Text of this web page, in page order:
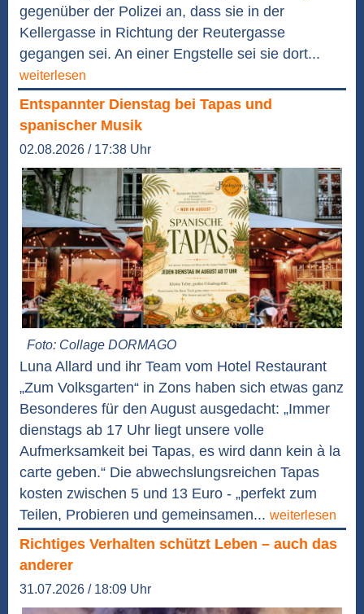
gegenüber der Polizei an, dass sie in der
Kellergasse in Richtung der Reutergasse
gegangen sei. An einer Engstelle sei sie dort...
weiterlesen
Entspannter Dienstag bei Tapas und
spanischer Musik
02.08.2026 / 17:38 Uhr
Foto: Collage DORMAGO
Luna Allard und ihr Team vom Hotel Restaurant
„Zum Volksgarten“ in Zons haben sich etwas ganz
Besonderes für den August ausgedacht: „Immer
dienstags ab 17 Uhr liegt unsere volle
Aufmerksamkeit bei Tapas, es wird dann kein à la
carte geben.“ Die abwechslungsreichen Tapas
kosten zwischen 5 und 13 Euro - „perfekt zum
Teilen, Probieren und gemeinsamen... weiterlesen
Richtiges Verhalten schützt Leben – auch das
anderer
31.07.2026 / 18:09 Uhr